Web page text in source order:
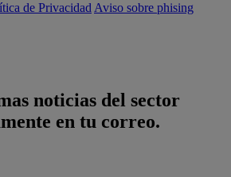
de PrivacidadAviso sobre phising
noticias del sector
en tu correo.